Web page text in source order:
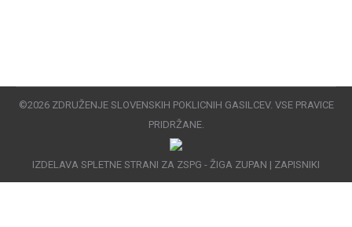
©2026 ZDRUŽENJE SLOVENSKIH POKLICNIH GASILCEV. VSE PRAVICE
PRIDRŽANE.
IZDELAVA SPLETNE STRANI ZA ZSPG - ŽIGA ZUPAN | ZAPISNIKI